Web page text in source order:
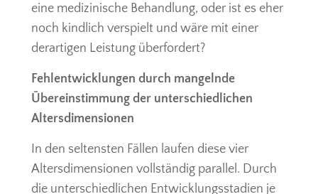
eine medizinische Behandlung, oder ist es eher
noch kindlich verspielt und wäre mit einer
derartigen Leistung überfordert?
Fehlentwicklungen durch mangelnde
Übereinstimmung der unterschiedlichen
Altersdimensionen
In den seltensten Fällen laufen diese vier
Altersdimensionen vollständig parallel. Durch
die unterschiedlichen Entwicklungsstadien je